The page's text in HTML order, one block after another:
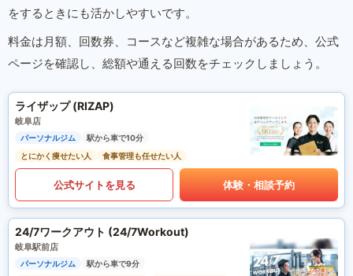
をするときにも活かしやすいです。
料金は月額、回数券、コースなど複雑な場合があるため、公式
ページを確認し、総額や通える回数をチェックしましょう。
ライザップ (RIZAP)
岐阜店
パーソナルジム
駅から車で10分
とにかく痩せたい人
食事管理も任せたい人
公式サイトを見る 体験・相談予約
24/7ワークアウト (24/7Workout)
岐阜駅前店
パーソナルジム
駅から車で9分